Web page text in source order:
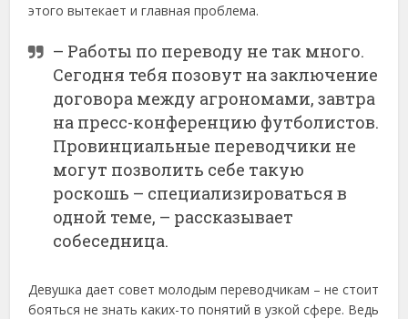
этого вытекает и главная проблема.
– Работы по переводу не так много.
Сегодня тебя позовут на заключение
договора между агрономами, завтра
на пресс-конференцию футболистов.
Провинциальные переводчики не
могут позволить себе такую
роскошь – специализироваться в
одной теме, – рассказывает
собеседница.
Девушка дает совет молодым переводчикам – не стоит
бояться не знать каких-то понятий в узкой сфере. Ведь